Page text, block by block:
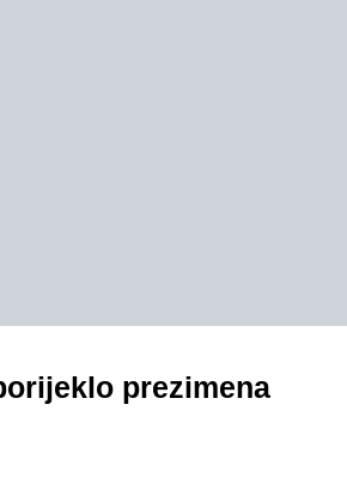
prezimena